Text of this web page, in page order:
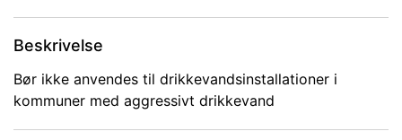
Beskrivelse
Bør ikke anvendes til drikkevandsinstallationer i
kommuner med aggressivt drikkevand